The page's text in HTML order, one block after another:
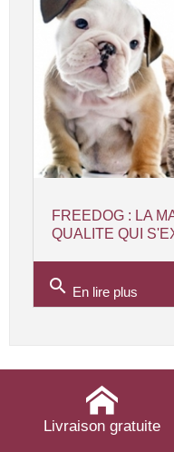
FREEDOG : LA
QUALITE QUI
search En lire plus
Livraison gratuite